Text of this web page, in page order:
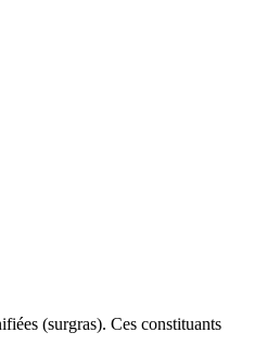
(surgras). Ces constituants